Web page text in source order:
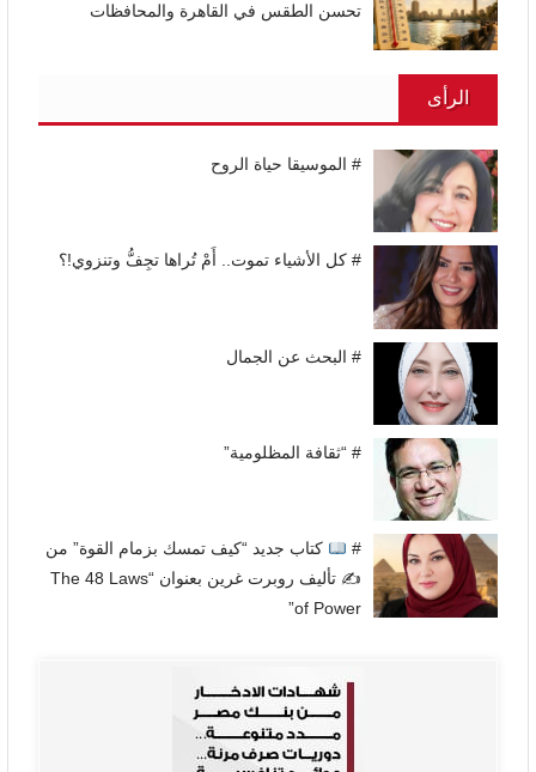
تحسن الطقس في القاهرة والمحافظات
الرأى
# الموسيقا حياة الروح
# كل الأشياء تموت.. أَمْ تُراها تجِفُّ وتنزوي!؟
# البحث عن الجمال
# “ثقافة المظلومية”
#
كتاب جديد “كيف تمسك بزمام القوة” من
✍
تأليف روبرت غرين بعنوان “The 48 Laws
of Power”